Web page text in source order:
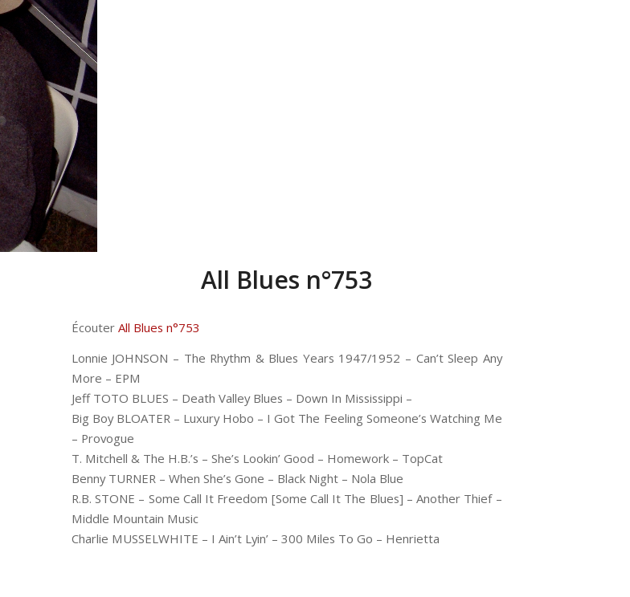
All Blues n°753
Écouter All Blues n°753
Lonnie JOHNSON – The Rhythm & Blues Years 1947/1952 – Can’t Sleep Any
More – EPM
Jeff TOTO BLUES – Death Valley Blues – Down In Mississippi –
Big Boy BLOATER – Luxury Hobo – I Got The Feeling Someone’s Watching Me
– Provogue
T. Mitchell & The H.B.’s – She’s Lookin’ Good – Homework – TopCat
Benny TURNER – When She’s Gone – Black Night – Nola Blue
R.B. STONE – Some Call It Freedom [Some Call It The Blues] – Another Thief –
Middle Mountain Music
Charlie MUSSELWHITE – I Ain’t Lyin’ – 300 Miles To Go – Henrietta